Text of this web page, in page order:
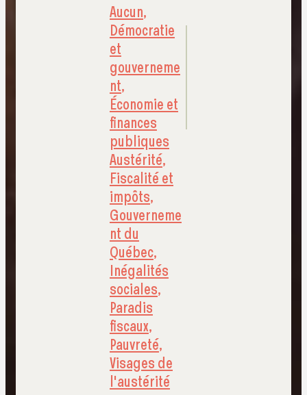
Aucun,
Démocratie
et
gouverneme
nt,
Économie et
finances
publiques
Austérité,
Fiscalité et
impôts,
Gouverneme
nt du
Québec,
Inégalités
sociales,
Paradis
fiscaux,
Pauvreté,
Visages de
l'austérité